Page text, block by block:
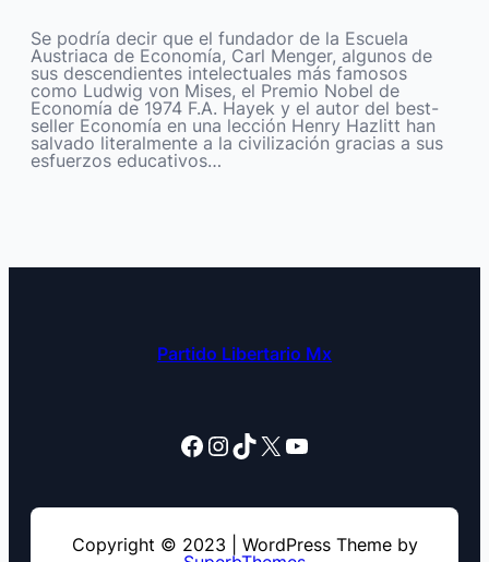
Se podría decir que el fundador de la Escuela
Austriaca de Economía, Carl Menger, algunos de
sus descendientes intelectuales más famosos
como Ludwig von Mises, el Premio Nobel de
Economía de 1974 F.A. Hayek y el autor del best-
seller Economía en una lección Henry Hazlitt han
salvado literalmente a la civilización gracias a sus
esfuerzos educativos…
Partido Libertario Mx
Facebook InstagramTikTok X YouTube
Copyright © 2023 | WordPress Theme by